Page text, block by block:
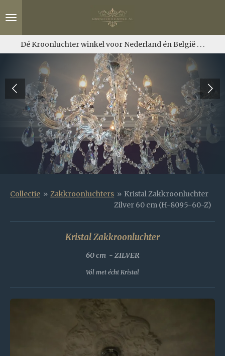
direct
hoofdinhoud
Dé Kroonluchter winkel voor Nederland én België . . .
Collectie » Zakkroonluchters » Kristal Zakkroonluchter
Zilver 60 cm (H-8095-60-Z)
Kristal Zakkroonluchter
60 cm - ZILVER
Vól met écht Kristal